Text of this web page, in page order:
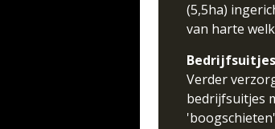
(5,5ha)
van harte
Bedrijfsuitjes
Verder
bedrijfsuitjes